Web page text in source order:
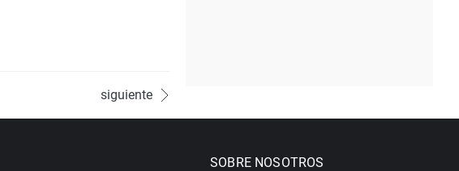
siguiente
SOBRE NOSOTROS